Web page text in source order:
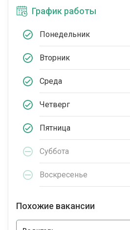
График работы
Понедельник
Вторник
Среда
Четверг
Пятница
Суббота
Воскресенье
Похожие вакансии